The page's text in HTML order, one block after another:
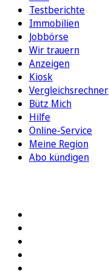
Testberichte
Immobilien
Jobbörse
Wir trauern
Anzeigen
Kiosk
Vergleichsrechner
Bütz Mich
Hilfe
Online-Service
Meine Region
Abo kündigen